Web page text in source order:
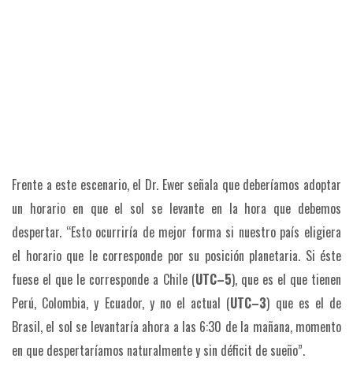
Frente a este escenario, el Dr. Ewer señala que deberíamos adoptar
un horario en que el sol se levante en la hora que debemos
despertar. “Esto ocurriría de mejor forma si nuestro país eligiera
el horario que le corresponde por su posición planetaria. Si éste
fuese el que le corresponde a Chile (UTC–5), que es el que tienen
Perú, Colombia, y Ecuador, y no el actual (UTC–3) que es el de
Brasil, el sol se levantaría ahora a las 6:30 de la mañana, momento
en que despertaríamos naturalmente y sin déficit de sueño”.